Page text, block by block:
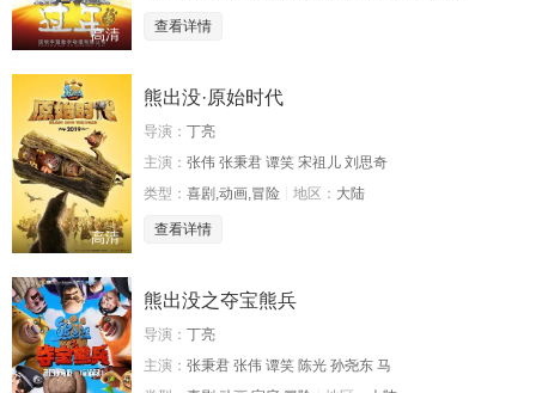
高清 查看详情
高清
熊出没·原始时代
导演： 丁亮
主演： 张伟 张秉君 谭笑 宋祖儿 刘思奇
类型： 喜剧,动画,冒险 地区： 大陆
查看详情
熊出没之夺宝熊兵
导演： 丁亮
主演： 张秉君 张伟 谭笑 陈光 孙尧东 马